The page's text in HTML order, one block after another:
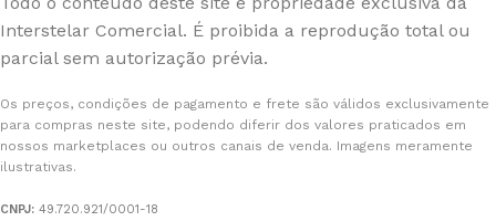
Interstelar Comercial. É proibida a reprodução total ou
parcial sem autorização prévia.
Os preços, condições de pagamento e frete são válidos exclusivamente
para compras neste site, podendo diferir dos valores praticados em
nossos marketplaces ou outros canais de venda. Imagens meramente
ilustrativas.
CNPJ: 49.720.921/0001-18